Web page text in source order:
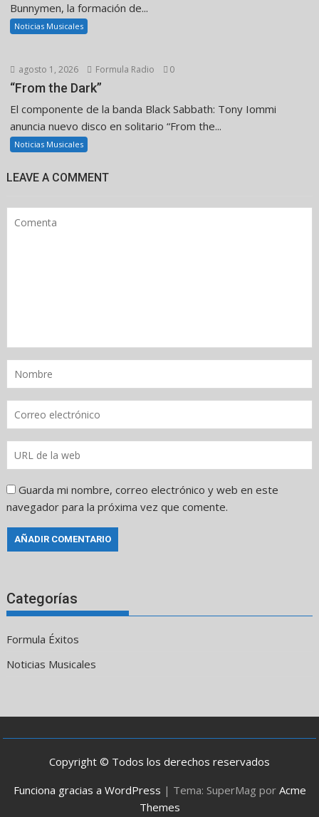
Bunnymen, la formación de...
Noticias Musicales
agosto 1, 2026 Formula Radio 0
“From the Dark”
El componente de la banda Black Sabbath: Tony Iommi
anuncia nuevo disco en solitario “From the...
Noticias Musicales
LEAVE A COMMENT
Guarda mi nombre, correo electrónico y web en este
navegador para la próxima vez que comente.
Categorías
Formula Éxitos
Noticias Musicales
Copyright © Todos los derechos reservados
Funciona gracias a WordPress | Tema: SuperMag por Acme
Themes